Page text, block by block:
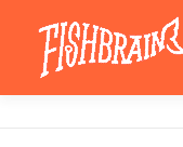
contenu